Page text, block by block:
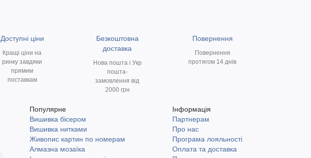
Доступні ціни
Кращі ціни на
ринку завдяки
прямим
поставкам
Безкоштовна
доставка
Нова пошта і Укр
пошта-
замовлення від
2000 грн
Повернення
Повернення
протягом 14 днів
Популярне
Вишивка бісером
Вишивка нитками
Живопис картин по номерам
Алмазна мозаїка
Інформація
Партнерам
Про нас
Програма лояльності
Оплата та доставка